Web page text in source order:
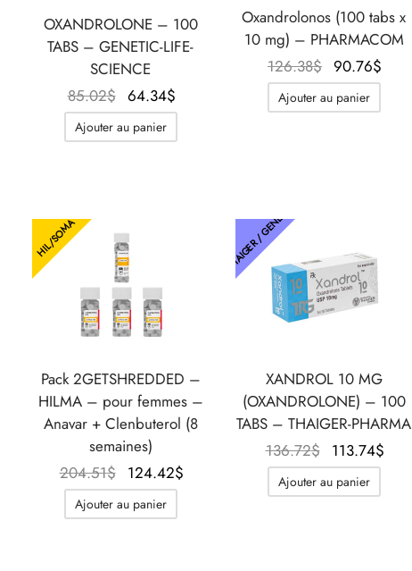
OXANDROLONE – 100
TABS – GENETIC-LIFE-
SCIENCE
85.02$ Le prix
initial
était :
64.34$
Ajouter au panier
Oxandrolonos (100 tabs x
10 mg) – PHARMACOM
126.38$
Le prix
initial
était :
90.76$
Ajouter au panier
HIL/SOMA
Pack 2GETSHREDDED –
HILMA – pour femmes –
Anavar + Clenbuterol (8
semaines)
204.51$
Le prix
initial
était :
124.42$
Ajouter au panier
THAIGER / GENETIC
XANDROL 10 MG
(OXANDROLONE) – 100
TABS – THAIGER-PHARMA
136.72$
Le prix
initial
était :
113.74$
Ajouter au panier